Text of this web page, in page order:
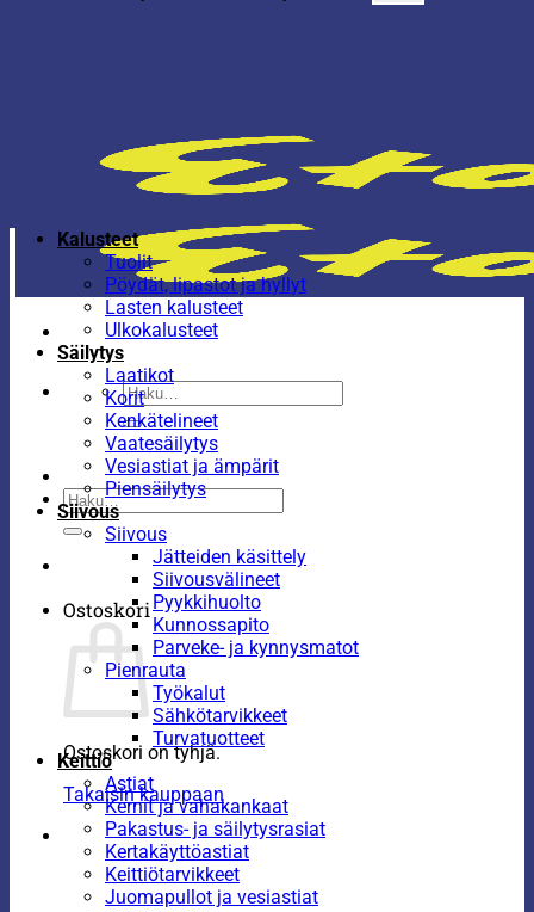
Etsi:
Etsi:
Ostoskori
Ostoskori on tyhjä.
Takaisin kauppaan
Kalusteet
Tuolit
Pöydät, lipastot ja hyllyt
Lasten kalusteet
Ulkokalusteet
Säilytys
Laatikot
Korit
Kenkätelineet
Vaatesäilytys
Vesiastiat ja ämpärit
Piensäilytys
Siivous
Siivous
Jätteiden käsittely
Siivousvälineet
Pyykkihuolto
Kunnossapito
Parveke- ja kynnysmatot
Pienrauta
Työkalut
Sähkötarvikkeet
Turvatuotteet
Keittiö
Astiat
Kernit ja vahakankaat
Pakastus- ja säilytysrasiat
Kertakäyttöastiat
Keittiötarvikkeet
Juomapullot ja vesiastiat